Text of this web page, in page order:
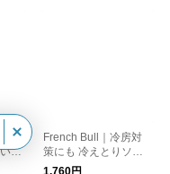
い
し
ー
French Bull｜冷房対
策にも 冷えとりソッ
クス hietori 1 シルク
1,760円